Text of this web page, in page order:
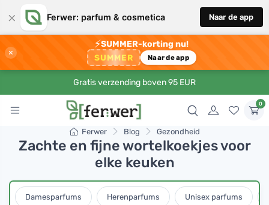
× Ferwer: parfum & cosmetica Naar de app
×
⚡SUMMER-korting nu!
SUMMER Naar de app
Gratis verzending boven 95 EUR
0
Ferwer Blog Gezondheid
Zachte en fijne wortelkoekjes voor
elke keuken
Damesparfums Herenparfums Unisex parfums